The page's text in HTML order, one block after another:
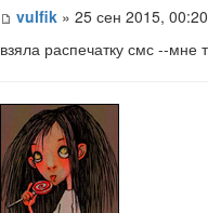
vulfik » 25 сен 2015, 00:20
взяла распечатку смс --